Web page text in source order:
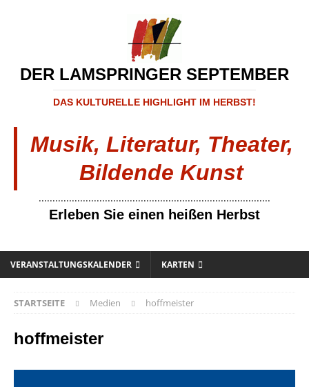
DER LAMSPRINGER SEPTEMBER
DAS KULTURELLE HIGHLIGHT IM HERBST!
Musik, Literatur, Theater,
Bildende Kunst
....................................................................................
Erleben Sie einen heißen Herbst
VERANSTALTUNGSKALENDER KARTEN
STARTSEITE Medien hoffmeister
hoffmeister